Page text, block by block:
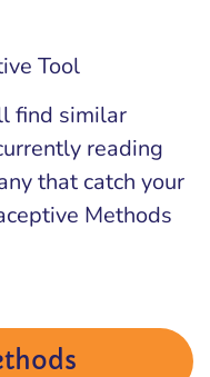
Tool
find similar
reading
that catch your
Methods